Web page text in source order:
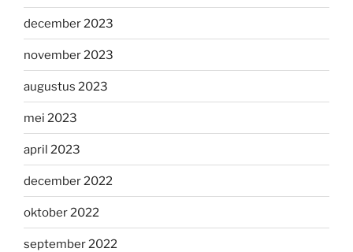
december 2023
november 2023
augustus 2023
mei 2023
april 2023
december 2022
oktober 2022
september 2022